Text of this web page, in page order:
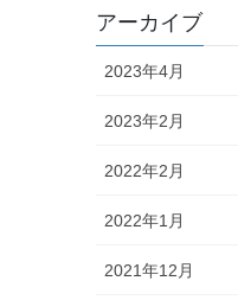
アーカイブ
2023年4月
2023年2月
2022年2月
2022年1月
2021年12月